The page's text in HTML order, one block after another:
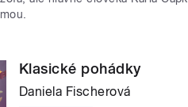
Klasické pohádky
Daniela Fischerová